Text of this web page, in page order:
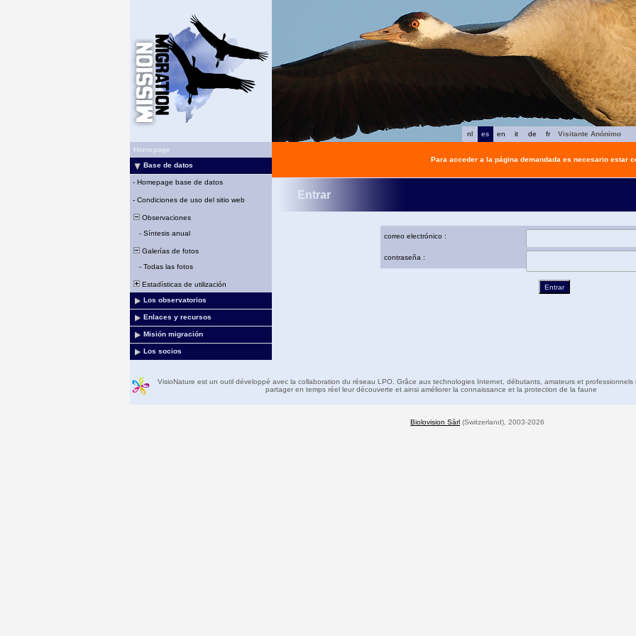
fr
de
it
en
es
nl
Visitante Anónimo
Homepage
Base de datos
- Homepage base de datos
- Condiciones de uso del sitio web
Observaciones
- Síntesis anual
Galerías de fotos
- Todas las fotos
Estadísticas de utilización
Los observatorios
Enlaces y recursos
Misión migración
Los socios
Para acceder a la página demandada es necesario estar
Entrar
correo electrónico :
contraseña :
VisioNature est un outil développé avec la collaboration du réseau LPO. Grâce aux technologies Internet, débutants, amateurs et professionnels
partager en temps réel leur découverte et ainsi améliorer la connaissance et la protection de la faune
Biolovision Sàrl (Switzerland), 2003-2026